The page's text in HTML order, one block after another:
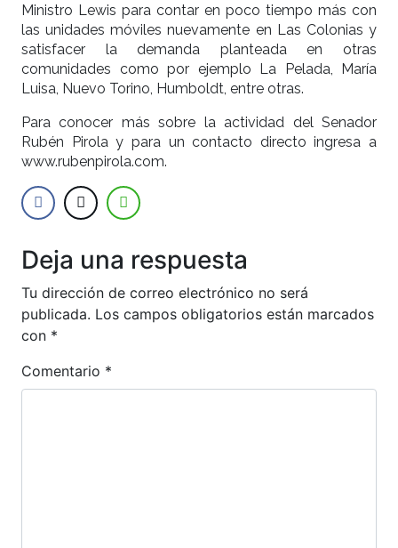
Ministro Lewis para contar en poco tiempo más con
las unidades móviles nuevamente en Las Colonias y
satisfacer la demanda planteada en otras
comunidades como por ejemplo La Pelada, María
Luisa, Nuevo Torino, Humboldt, entre otras.
Para conocer más sobre la actividad del Senador
Rubén Pirola y para un contacto directo ingresa a
www.rubenpirola.com.
Deja una respuesta
Tu dirección de correo electrónico no será
publicada. Los campos obligatorios están marcados
con *
Comentario *